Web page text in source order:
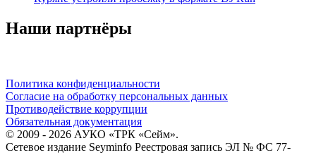
Наши партнёры
Политика конфиденциальности
Согласие на обработку персональных данных
Противодействие коррупции
Обязательная документация
© 2009 - 2026 АУКО «ТРК «Сейм».
Сетевое издание Seyminfo Реестровая запись ЭЛ № ФС 77-